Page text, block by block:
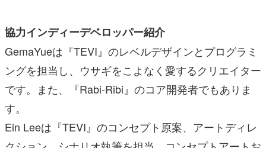
協力インディーデベロッパー紹介
GemaYueは『TEVI』のレベルデザインとプログラミ
ングを担当し、ウサギをこよなく愛するクリエイター
です。また、『Rabi-Ribi』のコア開発者でもありま
す。
Ein Leeは『TEVI』のコンセプト原案、アートディレ